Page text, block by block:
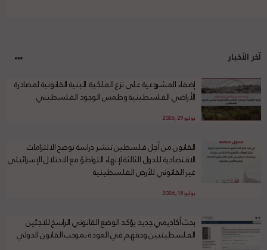
آخر الأخبار
إضفاء المشروعية على نزع الملكية: البنية القانونية لمصادرة
الأراضي الفلسطينية وطمس الوجود الفلسطيني
يوليو 29, 2026
القانون من أجل فلسطين تنشر دراسة توضح الالتزامات
الاقتصادية للدول الثالثة لإنهاء التواطؤ مع الاحتلال الإسرائيلي
غير القانوني للأرض الفلسطينية
يوليو 18, 2026
بحث أكاديمي جديد يؤكد الوضع القانوني الراسخ للاجئين
الفلسطينيين وحقهم في العودة بموجب القانون الدولي